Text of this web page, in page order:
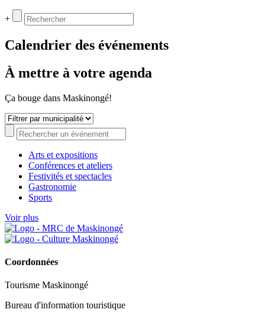
+
Calendrier des événements
À mettre à votre agenda
Ça bouge dans Maskinongé!
Arts et expositions
Conférences et ateliers
Festivités et spectacles
Gastronomie
Sports
Voir plus
Coordonnées
Tourisme Maskinongé
Bureau d'information touristique